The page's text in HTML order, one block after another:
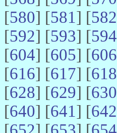
[580] [581] [582
[592] [593] [594
[604] [605] [606
[616] [617] [618
[628] [629] [630
[640] [641] [642